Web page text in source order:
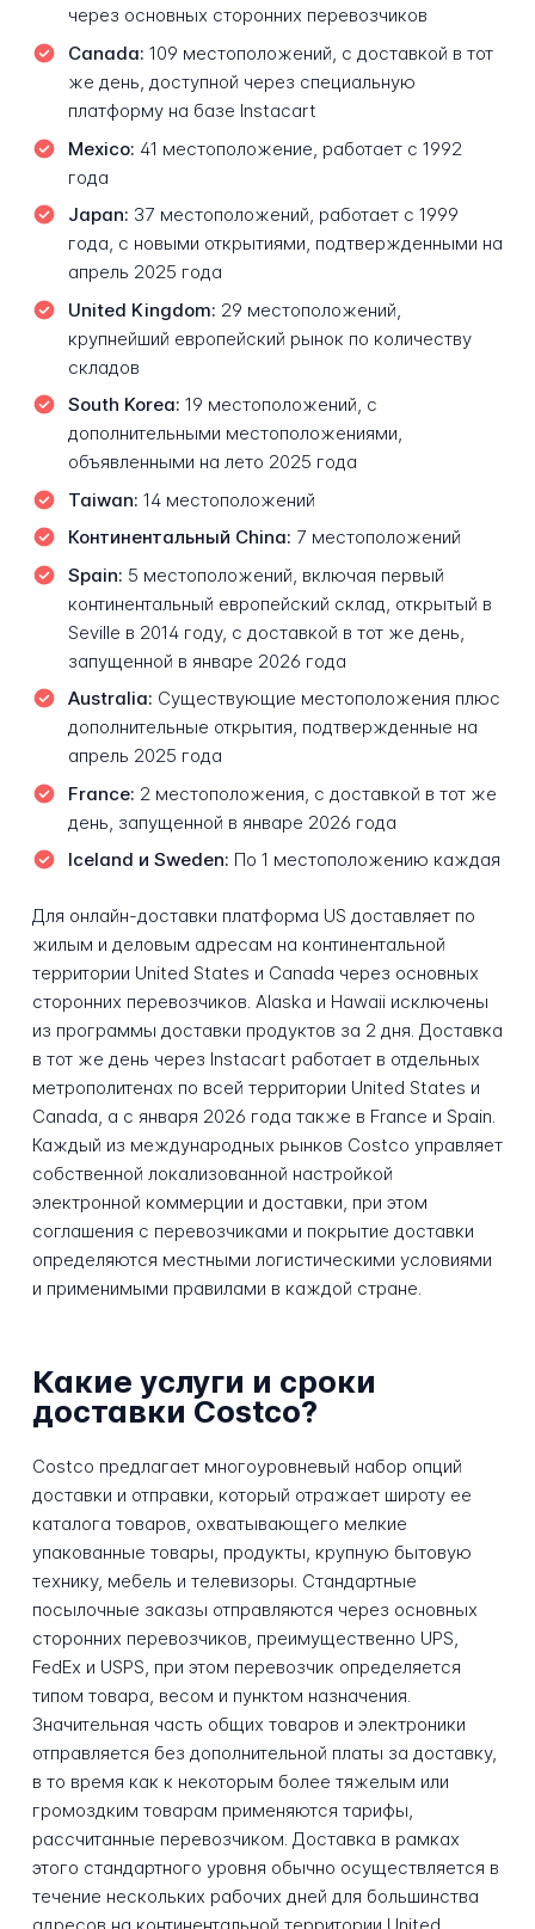
через основных сторонних перевозчиков
Canada: 109 местоположений, с доставкой в тот
же день, доступной через специальную
платформу на базе Instacart
Mexico: 41 местоположение, работает с 1992
года
Japan: 37 местоположений, работает с 1999
года, с новыми открытиями, подтвержденными на
апрель 2025 года
United Kingdom: 29 местоположений,
крупнейший европейский рынок по количеству
складов
South Korea: 19 местоположений, с
дополнительными местоположениями,
объявленными на лето 2025 года
Taiwan: 14 местоположений
Континентальный China: 7 местоположений
Spain: 5 местоположений, включая первый
континентальный европейский склад, открытый в
Seville в 2014 году, с доставкой в тот же день,
запущенной в январе 2026 года
Australia: Существующие местоположения плюс
дополнительные открытия, подтвержденные на
апрель 2025 года
France: 2 местоположения, с доставкой в тот же
день, запущенной в январе 2026 года
Iceland и Sweden: По 1 местоположению каждая
Для онлайн-доставки платформа US доставляет по
жилым и деловым адресам на континентальной
территории United States и Canada через основных
сторонних перевозчиков. Alaska и Hawaii исключены
из программы доставки продуктов за 2 дня. Доставка
в тот же день через Instacart работает в отдельных
метрополитенах по всей территории United States и
Canada, а с января 2026 года также в France и Spain.
Каждый из международных рынков Costco управляет
собственной локализованной настройкой
электронной коммерции и доставки, при этом
соглашения с перевозчиками и покрытие доставки
определяются местными логистическими условиями
и применимыми правилами в каждой стране.
Какие услуги и сроки
доставки Costco?
Costco предлагает многоуровневый набор опций
доставки и отправки, который отражает широту ее
каталога товаров, охватывающего мелкие
упакованные товары, продукты, крупную бытовую
технику, мебель и телевизоры. Стандартные
посылочные заказы отправляются через основных
сторонних перевозчиков, преимущественно UPS,
FedEx и USPS, при этом перевозчик определяется
типом товара, весом и пунктом назначения.
Значительная часть общих товаров и электроники
отправляется без дополнительной платы за доставку,
в то время как к некоторым более тяжелым или
громоздким товарам применяются тарифы,
рассчитанные перевозчиком. Доставка в рамках
этого стандартного уровня обычно осуществляется в
течение нескольких рабочих дней для большинства